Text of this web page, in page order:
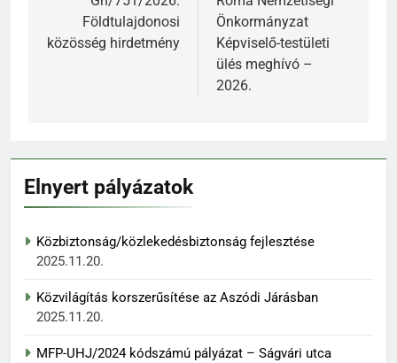
Földtulajdonosi
közösség hirdetmény
Önkormányzat
Képviselő-testületi
ülés meghívó –
2026.
Elnyert pályázatok
Közbiztonság/közlekedésbiztonság fejlesztése
2025.11.20.
Közvilágítás korszerűsítése az Aszódi Járásban
2025.11.20.
MFP-UHJ/2024 kódszámú pályázat – Ságvári utca